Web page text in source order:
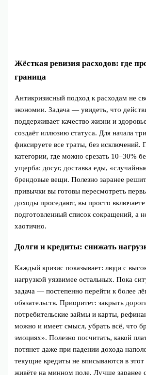
Жёсткая ревизия расходов: где
граница
Антикризисный подход к расходам не
экономии. Задача — увидеть, что
поддерживает качество жизни и
создаёт иллюзию статуса. Для начала
фиксируете все траты, без исключений.
категории, где можно срезать 10–30%
ущерба: досуг, доставка еды,
брендовые вещи. Полезно заранее
привычки вы готовы пересмотреть
доходы проседают, вы просто включаете
подготовленный список сокращений, а
хаотично.
Долги и кредиты: снижать
Каждый кризис показывает: люди с
нагрузкой уязвимее остальных. Пока
задача — постепенно перейти к более
обязательств. Приоритет: закрыть
потребительские займы и карты,
можно и имеет смысл, убрать всё, что
эмоциях». Полезно посчитать, какой
потянет даже при падении дохода
текущие кредиты не вписываются в
живёте на минном поле. Лучше заранее